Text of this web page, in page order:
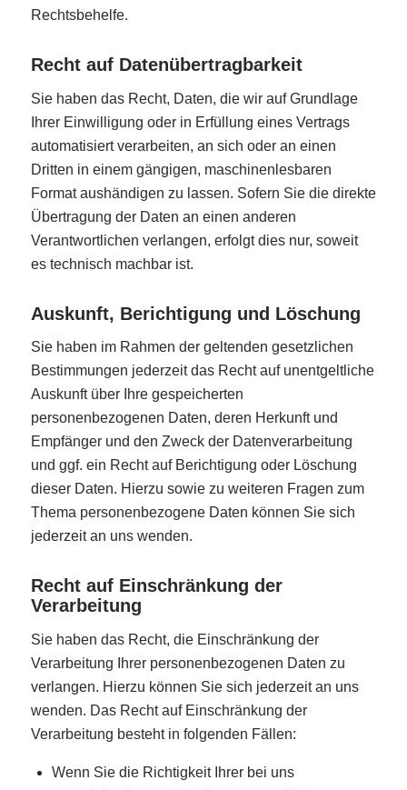
Rechtsbehelfe.
Recht auf Daten­übertrag­barkeit
Sie haben das Recht, Daten, die wir auf Grundlage
Ihrer Einwilligung oder in Erfüllung eines Vertrags
automatisiert verarbeiten, an sich oder an einen
Dritten in einem gängigen, maschinenlesbaren
Format aushändigen zu lassen. Sofern Sie die direkte
Übertragung der Daten an einen anderen
Verantwortlichen verlangen, erfolgt dies nur, soweit
es technisch machbar ist.
Auskunft, Berichtigung und Löschung
Sie haben im Rahmen der geltenden gesetzlichen
Bestimmungen jederzeit das Recht auf unentgeltliche
Auskunft über Ihre gespeicherten
personenbezogenen Daten, deren Herkunft und
Empfänger und den Zweck der Datenverarbeitung
und ggf. ein Recht auf Berichtigung oder Löschung
dieser Daten. Hierzu sowie zu weiteren Fragen zum
Thema personenbezogene Daten können Sie sich
jederzeit an uns wenden.
Recht auf Einschränkung der
Verarbeitung
Sie haben das Recht, die Einschränkung der
Verarbeitung Ihrer personenbezogenen Daten zu
verlangen. Hierzu können Sie sich jederzeit an uns
wenden. Das Recht auf Einschränkung der
Verarbeitung besteht in folgenden Fällen:
Wenn Sie die Richtigkeit Ihrer bei uns